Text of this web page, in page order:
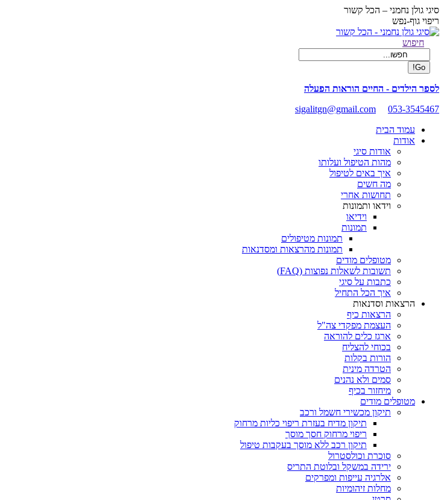
Skip
to
content
סיגי גולן נחמני – הכל קשור
ריפוי גוף-נפש
Facebook
opens
new
window
Search:
חיפוש
לספר הילדים - החיים הוראות הפעלה
sigalitgn@gmail.com
053-3545467
עמוד הבית
אודות
אודות סיגי
מהות הטיפול ועלותו
איך באים לטיפול
מה חשים
תחושות אחרי
וידאו ותמונות
וידיאו
תמונות
תמונות מטיפולים
תמונות מהרצאות ומסדנאות
מטופלים מודים
תשובות לשאלות נפוצות (FAQ)
כתבות על סיגי
איך הכל התחיל
הרצאות וסדנאות
הרצאות כיף
העצמת מפקדי צה"ל
ארגז כלים להוראה
בכוחי להצליח
הורות בקלות
הטרדה מינית
סמים ולא נהנים
מיחזור בכיף
מטופלים מודים
תיקון מכשירי חשמל ורכב
תיקון מדיח בעזרת ריפוי כליות מרחוק
ריפוי מרחוק חסך מוסך
תיקון רכב ללא מוסך בעקבות טיפול
סוכרת וכולסטרול
ירידה במשקל ובלוטת התריס
אלרגיה עייפות ומפרקים
מחלות זיהומיות